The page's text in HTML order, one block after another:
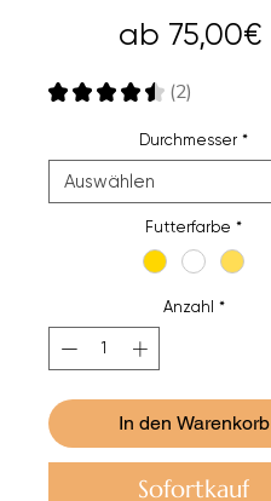
ab 75,00€
★ ★ ★ ★ ★ 2
2
Durchmesser *
Futterfarbe *
Anzahl *
In den Warenkorb
Sofortkauf